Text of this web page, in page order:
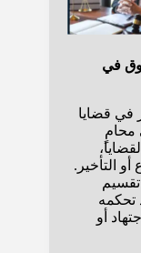
في
في قضايا
محامٍ
التأخير.
تحكمه
أو